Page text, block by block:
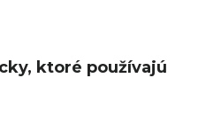
ktoré používajú